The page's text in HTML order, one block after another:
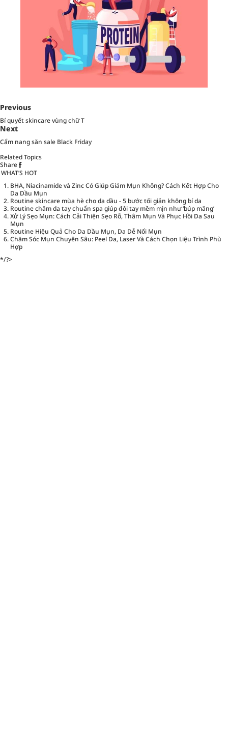
Previous
Bí quyết skincare vùng chữ T
Next
Cẩm nang săn sale Black Friday
Related Topics
Share
WHAT’S HOT
BHA, Niacinamide và Zinc Có Giúp Giảm Mụn Không? Cách Kết Hợp Cho
Da Dầu Mụn
Routine skincare mùa hè cho da dầu - 5 bước tối giản không bí da
Routine chăm da tay chuẩn spa giúp đôi tay mềm mịn như ‘búp măng’
Xử Lý Sẹo Mụn: Cách Cải Thiện Sẹo Rỗ, Thâm Mụn Và Phục Hồi Da Sau
Mụn
Routine Hiệu Quả Cho Da Dầu Mụn, Da Dễ Nổi Mụn
Chăm Sóc Mụn Chuyên Sâu: Peel Da, Laser Và Cách Chọn Liệu Trình Phù
Hợp
*/?>